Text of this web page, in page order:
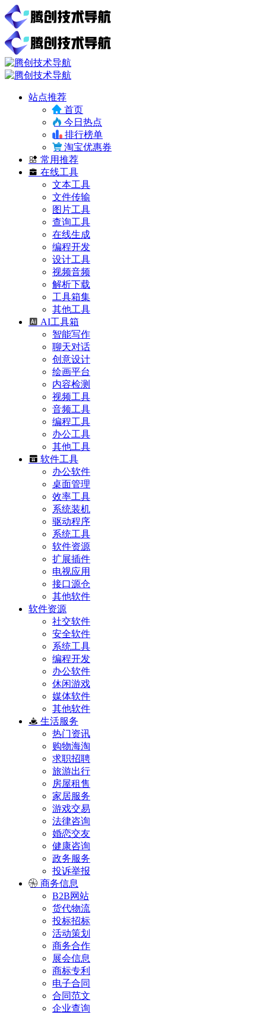
站点推荐
首页
今日热点
排行榜单
淘宝优惠券
常用推荐
在线工具
文本工具
文件传输
图片工具
查询工具
在线生成
编程开发
设计工具
视频音频
解析下载
工具箱集
其他工具
AI工具箱
智能写作
聊天对话
创意设计
绘画平台
内容检测
视频工具
音频工具
编程工具
办公工具
其他工具
软件工具
办公软件
桌面管理
效率工具
系统装机
驱动程序
系统工具
软件资源
扩展插件
电视应用
接口源仓
其他软件
软件资源
社交软件
安全软件
系统工具
编程开发
办公软件
休闲游戏
媒体软件
其他软件
生活服务
热门资讯
购物海淘
求职招聘
旅游出行
房屋租售
家居服务
游戏交易
法律咨询
婚恋交友
健康咨询
政务服务
投诉举报
商务信息
B2B网站
货代物流
投标招标
活动策划
商务合作
展会信息
商标专利
电子合同
合同范文
企业查询